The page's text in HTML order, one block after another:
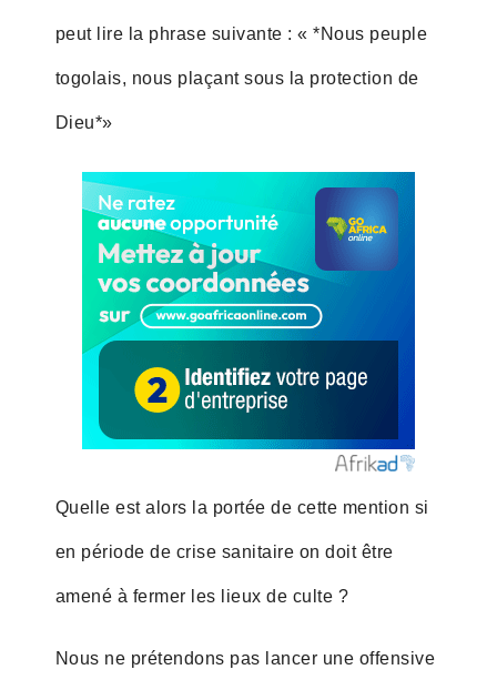
peut lire la phrase suivante : « *Nous peuple
togolais, nous plaçant sous la protection de
Dieu*»
Quelle est alors la portée de cette mention si
en période de crise sanitaire on doit être
amené à fermer les lieux de culte ?
Nous ne prétendons pas lancer une offensive